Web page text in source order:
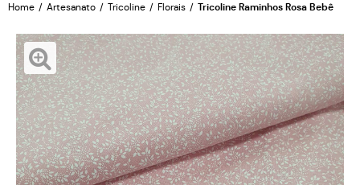
Home Artesanato Tricoline Florais Tricoline Raminhos Rosa Bebê